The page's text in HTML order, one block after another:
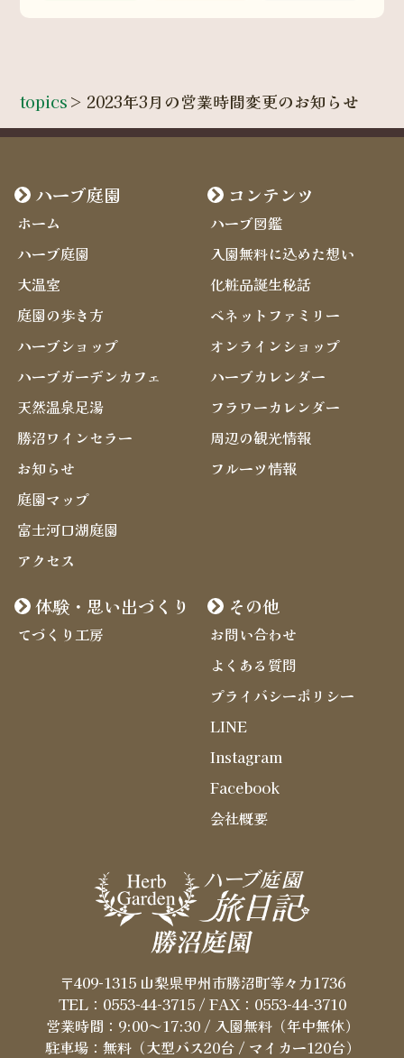
topics > 2023年3月の営業時間変更のお知らせ
ハーブ庭園
ホーム
ハーブ庭園
大温室
庭園の歩き方
ハーブショップ
ハーブガーデンカフェ
天然温泉足湯
勝沼ワインセラー
お知らせ
庭園マップ
富士河口湖庭園
アクセス
コンテンツ
ハーブ図鑑
入園無料に込めた想い
化粧品誕生秘話
ベネットファミリー
オンラインショップ
ハーブカレンダー
フラワーカレンダー
周辺の観光情報
フルーツ情報
体験・思い出づくり
てづくり工房
その他
お問い合わせ
よくある質問
プライバシーポリシー
LINE
Instagram
Facebook
会社概要
〒409-1315 山梨県甲州市勝沼町等々力1736
TEL：0553-44-3715/ FAX：0553-44-3710
営業時間：9:00～17:30 / 入園無料（年中無休）
駐車場：無料（大型バス20台 / マイカー120台）